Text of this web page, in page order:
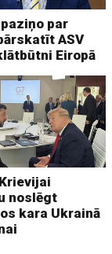
par
ASV
Eiropā
noslēgt
kara Ukrainā